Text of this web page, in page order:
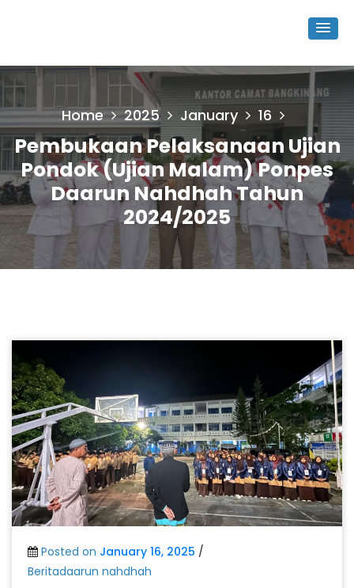
Home 2025 January 16
Pembukaan Pelaksanaan Ujian
Pondok (ujian Malam) Ponpes
Daarun Nahdhah Tahun
2024/2025
Posted on January 16, 2025 /
Beritadaarun nahdhah